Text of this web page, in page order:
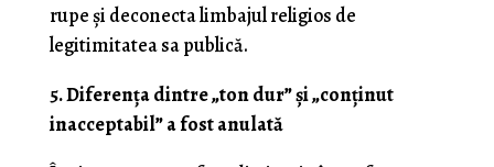
rupe şi deconecta limbajul religios de
legitimitatea sa publică.
5. Diferența dintre „ton dur” și „conținut
inacceptabil” a fost anulată